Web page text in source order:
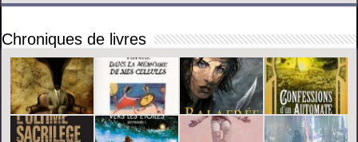
Chroniques de livres